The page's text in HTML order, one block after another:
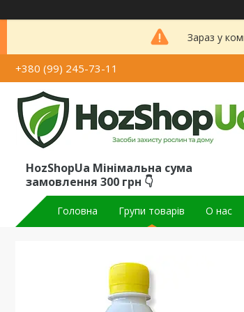
Зараз у
+380 (99) 245-73-11
HozShopUa Мінімальна сума
замовлення 300 грн 👇
Головна Групи товарів О нас